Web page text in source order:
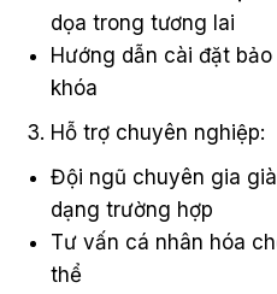
dọa trong tương lai
Hướng dẫn cài đặt
khóa
Hỗ trợ chuyên nghiệp:
Đội ngũ chuyên gia
dạng trường hợp
Tư vấn cá nhân hóa
thể